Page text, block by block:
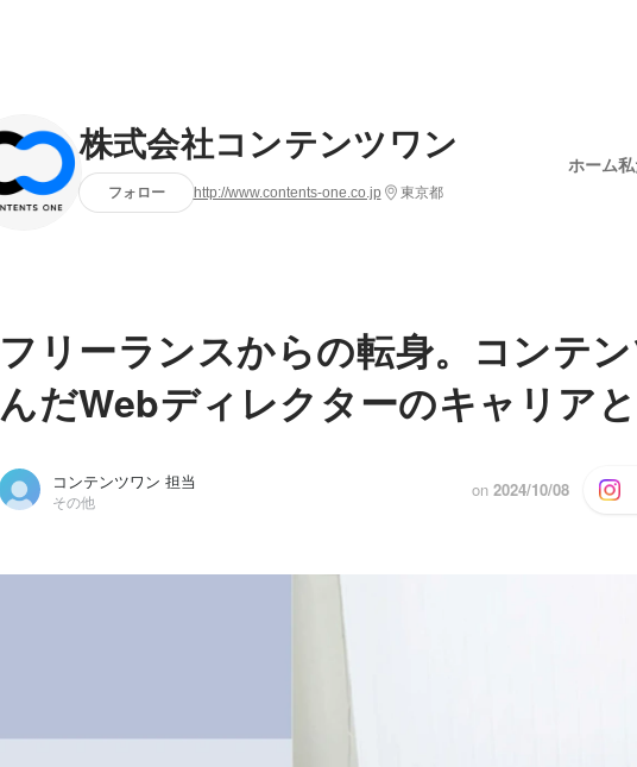
株式会社コンテンツワン
フォロー http://www.contents-one.co.jp 東京都
ホーム
フリーランスからの転身。コンテ
んだWebディレクターのキャリア
コンテンツワン 担当
その他
on 2024/10/08